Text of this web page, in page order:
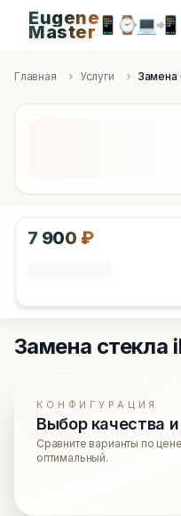
Apple Diagnostics &
Eugene
Master📱 ⌚💻📲
Главная Услуги Замена
7 900 ₽
Замена стекла
КОНФИГУРАЦИЯ
Выбор качества
Сравните варианты по
оптимальный.